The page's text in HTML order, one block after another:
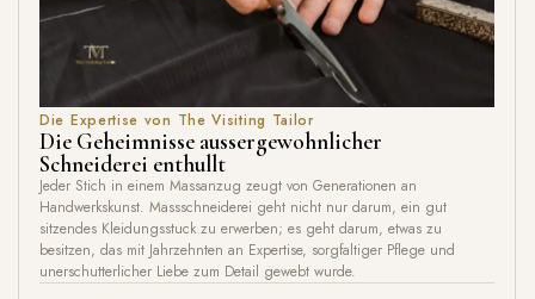
Die Expertise von The Visiting Tailor
Die Geheimnisse aussergewohnlicher
Schneiderei enthullt
Jeder Stich in einem Massanzug zeugt von Generationen an
Handwerkskunst. Massschneiderei geht nicht nur darum, ein gut
sitzendes Kleidungsstuck zu erwerben; es geht darum, etwas zu
besitzen, das mit Jahrzehnten an Expertise, sorgfaltiger Pflege und
unerschutterlicher Liebe zum Detail gewebt wurde.